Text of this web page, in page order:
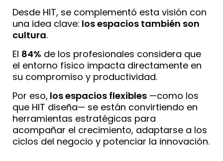
Desde HIT, se complementó esta visión con
una idea clave: los espacios también son
cultura.
El 84% de los profesionales considera que
el entorno físico impacta directamente en
su compromiso y productividad.
Por eso, los espacios flexibles—como los
que HIT diseña— se están convirtiendo en
herramientas estratégicas para
acompañar el crecimiento, adaptarse a los
ciclos del negocio y potenciar la innovación.